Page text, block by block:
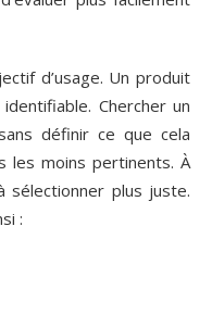
d’usage. Un produit
Chercher un
définir ce que cela
les moins pertinents. À
sélectionner plus juste.
: